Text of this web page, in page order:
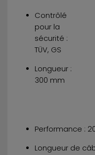
Contrôlé
pour la
sécurité :
TÜV, GS
Longueur :
300 mm
Performance :
Longueur de